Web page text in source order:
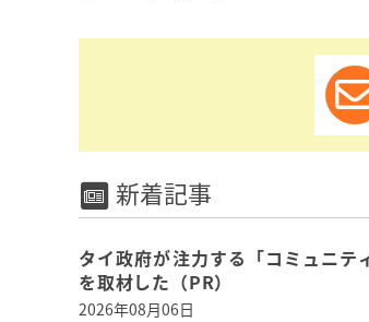
新着記事
タイ政府が注力する「コミュニ
を取材した（PR）
2026年08月06日